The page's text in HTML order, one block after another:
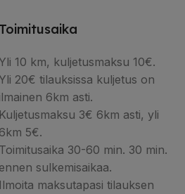
Toimitusaika
Yli 10 km, kuljetusmaksu 10€.
Yli 20€ tilauksissa kuljetus on
ilmainen 6km asti.
Kuljetusmaksu 3€ 6km asti, yli
6km 5€.
Toimitusaika 30-60 min. 30 min.
ennen sulkemisaikaa.
Ilmoita maksutapasi tilauksen